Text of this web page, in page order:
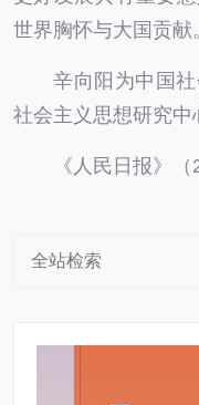
世界胸怀与大国贡献
辛向阳为中国
社会主义思想研究中
《人民日报》